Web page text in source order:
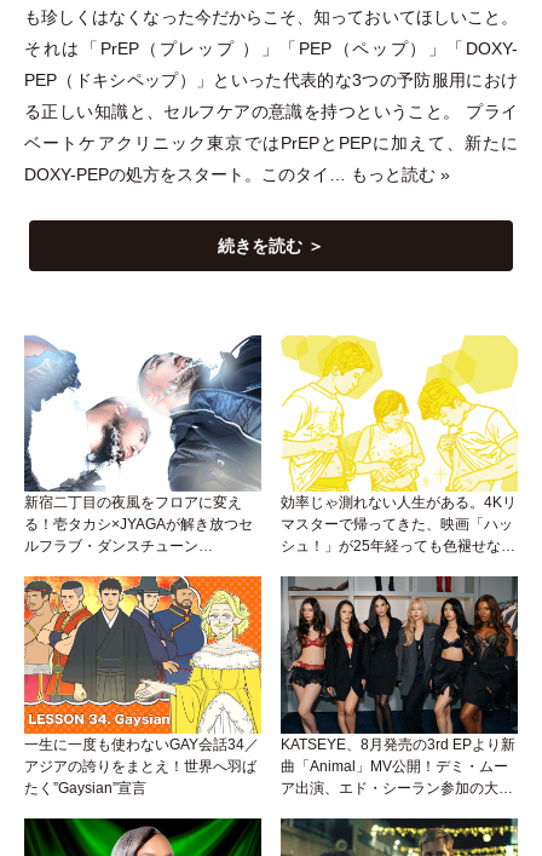
も珍しくはなくなった今だからこそ、知っておいてほしいこと。
それは
「 PrEP（ プレップ ） 」 「 PEP（ペップ） 」 「 DOXY-
PEP （ ドキシペップ） 」
といった代表的な3つの予防服用におけ
る正しい知識と、セルフケアの意識を持つということ。 プライ
ベートケアクリニック東京ではPrEPとPEPに加えて、新たに
DOXY-PEPの処方をスタート。このタイ…
もっと読む »
続きを読む ＞
新宿二丁目の夜風をフロアに変え
る！壱タカシ×JYAGAが解き放つセ
ルフラブ・ダンスチューン
効率じゃ測れない人生がある。4Kリ
マスターで帰ってきた、映画「ハッ
シュ！」が25年経っても色褪せない
一生に一度も使わないGAY会話34／
アジアの誇りをまとえ！世界へ羽ば
たく”Gaysian”宣言
KATSEYE、8月発売の3rd EPより新
曲「Animal」MV公開！デミ・ムー
ア出演、エド・シーラン参加の大胆